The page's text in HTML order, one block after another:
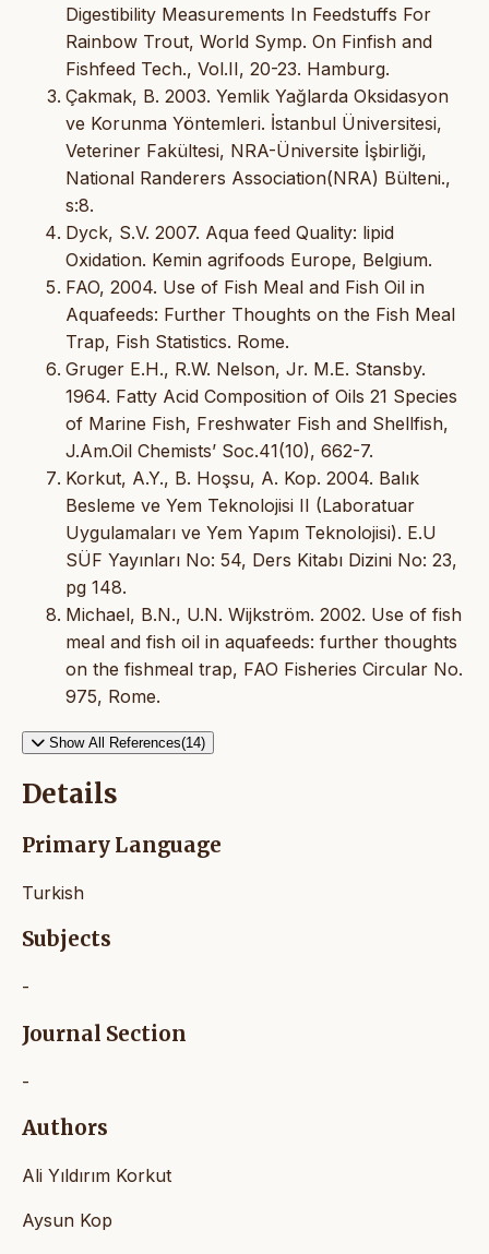
Digestibility Measurements In Feedstuffs For
Rainbow Trout, World Symp. On Finfish and
Fishfeed Tech., Vol.II, 20-23. Hamburg.
Çakmak, B. 2003. Yemlik Yağlarda Oksidasyon
ve Korunma Yöntemleri. İstanbul Üniversitesi,
Veteriner Fakültesi, NRA-Üniversite İşbirliği,
National Randerers Association(NRA) Bülteni.,
s:8.
Dyck, S.V. 2007. Aqua feed Quality: lipid
Oxidation. Kemin agrifoods Europe, Belgium.
FAO, 2004. Use of Fish Meal and Fish Oil in
Aquafeeds: Further Thoughts on the Fish Meal
Trap, Fish Statistics. Rome.
Gruger E.H., R.W. Nelson, Jr. M.E. Stansby.
1964. Fatty Acid Composition of Oils 21 Species
of Marine Fish, Freshwater Fish and Shellfish,
J.Am.Oil Chemists’ Soc.41(10), 662-7.
Korkut, A.Y., B. Hoşsu, A. Kop. 2004. Balık
Besleme ve Yem Teknolojisi II (Laboratuar
Uygulamaları ve Yem Yapım Teknolojisi). E.U
SÜF Yayınları No: 54, Ders Kitabı Dizini No: 23,
pg 148.
Michael, B.N., U.N. Wijkström. 2002. Use of fish
meal and fish oil in aquafeeds: further thoughts
on the fishmeal trap, FAO Fisheries Circular No.
975, Rome.
Show All References(14)
Details
Primary Language
Turkish
Subjects
-
Journal Section
-
Authors
Ali Yıldırım Korkut
Aysun Kop